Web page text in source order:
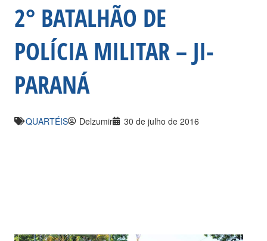
2° BATALHÃO DE
POLÍCIA MILITAR – JI-
PARANÁ
QUARTÉIS Delzumir 30 de julho de 2016